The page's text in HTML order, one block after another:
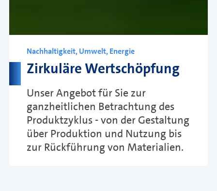
Nachhaltigkeit, Umwelt, Energie
Zirkuläre Wertschöpfung
Unser Angebot für Sie zur
ganzheitlichen Betrachtung des
Produktzyklus - von der Gestaltung
über Produktion und Nutzung bis
zur Rückführung von Materialien.